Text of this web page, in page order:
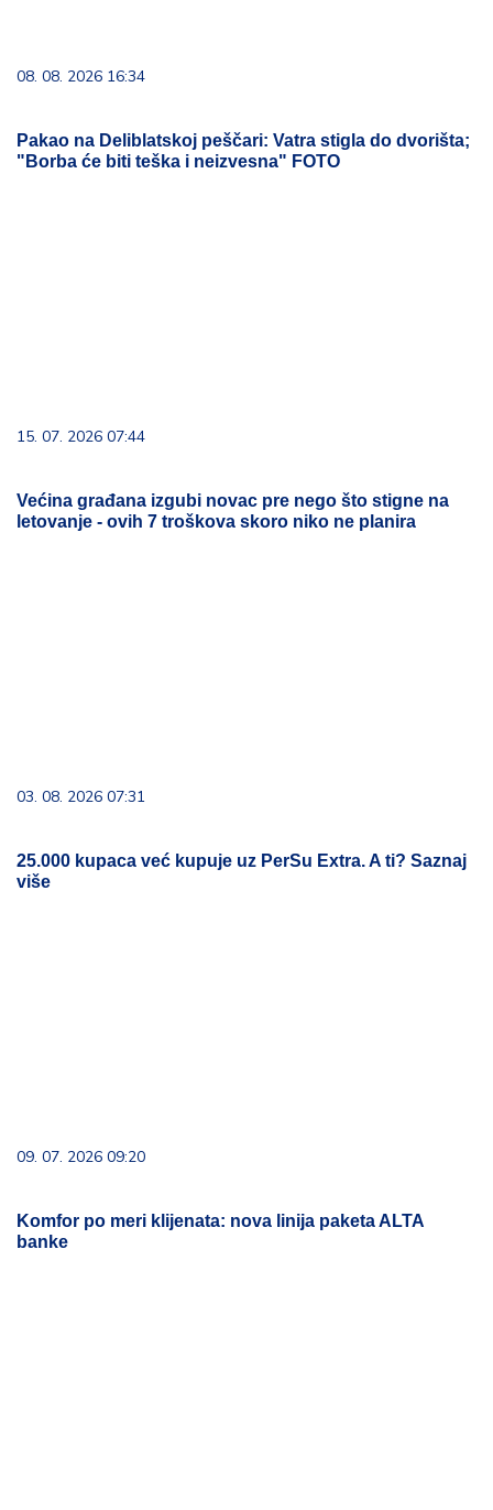
08. 08. 2026 16:34
Pakao na Deliblatskoj peščari: Vatra stigla do dvorišta;
"Borba će biti teška i neizvesna" FOTO
15. 07. 2026 07:44
Većina građana izgubi novac pre nego što stigne na
letovanje - ovih 7 troškova skoro niko ne planira
03. 08. 2026 07:31
25.000 kupaca već kupuje uz PerSu Extra. A ti? Saznaj
više
09. 07. 2026 09:20
Komfor po meri klijenata: nova linija paketa ALTA
banke